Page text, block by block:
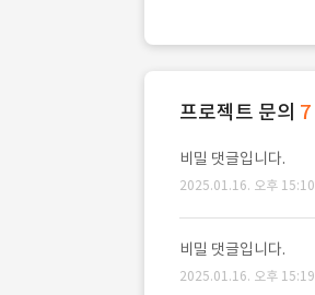
프로젝트 문의 7
비밀 댓글입니다.
2025.01.16. 오후 15:10
비밀 댓글입니다.
2025.01.16. 오후 15:19